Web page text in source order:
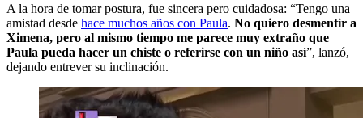
A la hora de tomar postura, fue sincera pero cuidadosa: “Tengo una
amistad desde hace muchos años con Paula. No quiero desmentir a
Ximena, pero al mismo tiempo me parece muy extraño que
Paula pueda hacer un chiste o referirse con un niño así”, lanzó,
dejando entrever su inclinación.